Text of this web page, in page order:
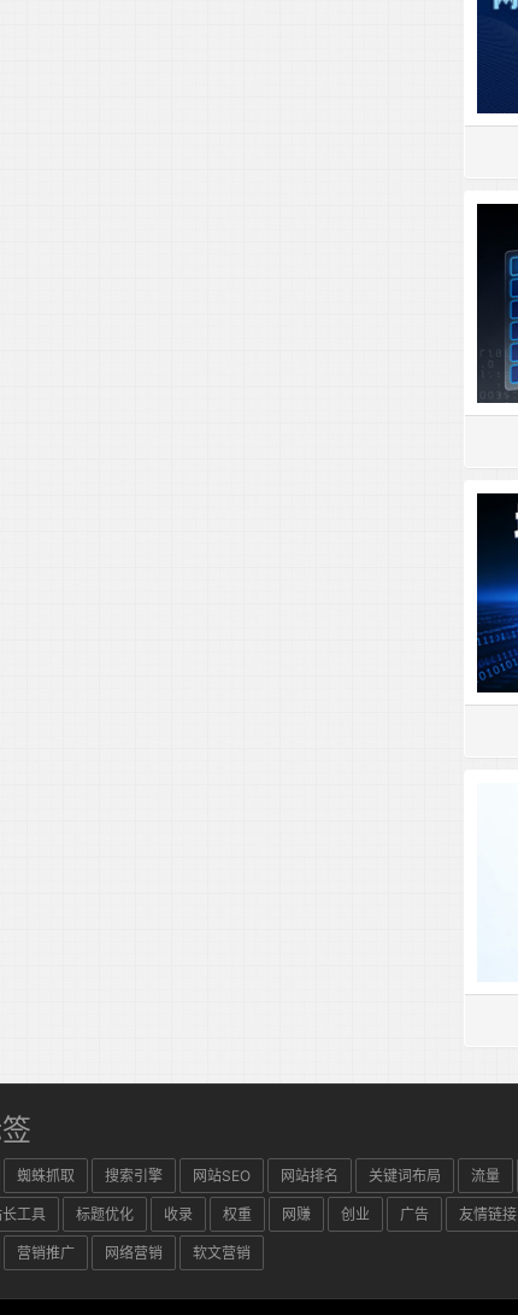
蜘蛛抓取 搜索引擎 网站SEO 网站排名 关键词布局 流量
工具 标题优化 收录 权重 网赚 创业 广告 友情链接
营销推广 网络营销 软文营销